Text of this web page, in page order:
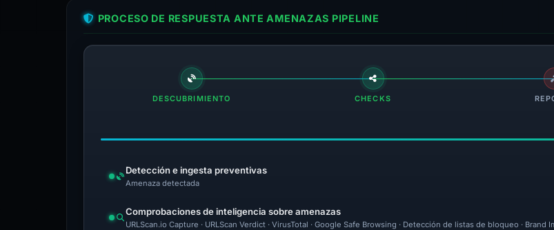
PROCESO DE RESPUESTA ANTE AMENAZAS PIPELINE
DESCUBRIMIENTO CHECKS
Detección e ingesta preventivas
Amenaza detectada
Comprobaciones de inteligencia sobre amenazas
URLScan.io Capture · URLScan Verdict · VirusTotal · Google Safe Browsing · Detección de listas de bloqueo ·